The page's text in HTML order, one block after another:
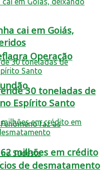
Operação
cai em Goiás,
30 toneladas de
Espírito Santo
milhões em crédito
de desmatamento